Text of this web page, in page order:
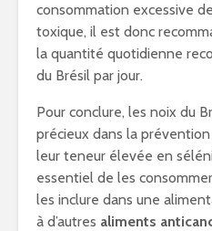
consommation excessive
toxique, il est donc
la quantité quotidienne
du Brésil par jour.
Pour conclure, les noix du
précieux dans la
leur teneur élevée en
essentiel de les
les inclure dans une
à d’autres aliments